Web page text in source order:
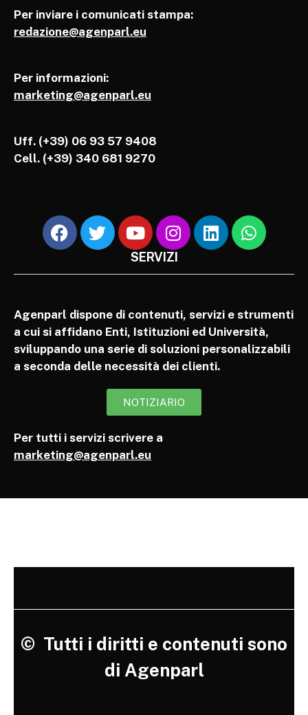
Per inviare i comunicati stampa:
redazione@agenparl.eu
Per informazioni:
marketing@agenparl.eu
Uff. (+39) 06 93 57 9408
Cell. (+39) 340 681 9270
SERVIZI
Agenparl dispone di contenuti, servizi e strumenti
a cui si affidano Enti, Istituzioni ed Università,
sviluppando una serie di soluzioni personalizzabili
a seconda delle necessità dei clienti.
NOTIZIARIO
Per tutti i servizi scrivere a
marketing@agenparl.eu
© Tutti i diritti e contenuti sono
di Agenparl